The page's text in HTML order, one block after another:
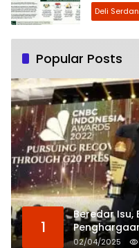
Deli
Popular Posts
1
Beredar Isu,
02/04/2025